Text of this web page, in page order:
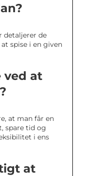
detaljerer de
spise i en given
ved at
at man får en
spare tid og
i ens
at